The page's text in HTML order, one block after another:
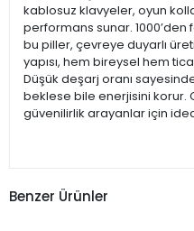
kablosuz klavyeler, oyun
performans sunar.
bu piller, çevreye duyarlı
yapısı, hem bireysel hem
Düşük deşarj oranı
beklese bile enerjisini korur.
güvenilirlik arayanlar için
Benzer Ürünler